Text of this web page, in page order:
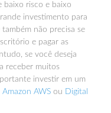
baixo risco e baixo
investimento para
não precisa se
e pagar as
se você deseja
receber muitos
investir em um
Amazon AWS ou Digital